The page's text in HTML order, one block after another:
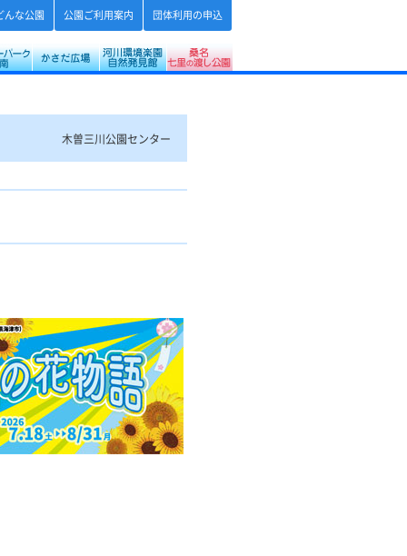
んな公園 公園ご利用案内 団体利用の申込
ーパーク
フラワーパーク江南かさだ広場・各務原アウトドアフィールド
河川環境楽園（木曽川水園・自然発見
木曽三川公園センター